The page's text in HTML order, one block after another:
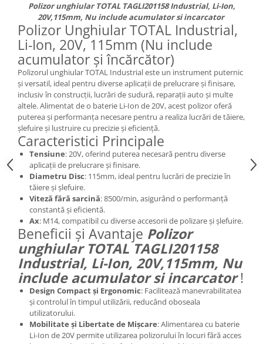
Polizor unghiular TOTAL TAGLI201158 Industrial, Li-Ion,
20V,115mm, Nu include acumulator si incarcator
Polizor Unghiular TOTAL Industrial,
Li-Ion, 20V, 115mm (Nu include
acumulator și încărcător)
Polizorul unghiular TOTAL Industrial este un instrument puternic
și versatil, ideal pentru diverse aplicații de prelucrare și finisare,
inclusiv în construcții, lucrări de sudură, reparații auto și multe
altele. Alimentat de o baterie Li-Ion de 20V, acest polizor oferă
puterea și performanța necesare pentru a realiza lucrări de tăiere,
șlefuire și lustruire cu precizie și eficiență.
Caracteristici Principale
Tensiune: 20V, oferind puterea necesară pentru diverse
aplicații de prelucrare și finisare.
Diametru Disc: 115mm, ideal pentru lucrări de precizie în
tăiere și șlefuire.
Viteză fără sarcină: 8500/min, asigurând o performanță
constantă și eficientă.
Ax: M14, compatibil cu diverse accesorii de polizare și șlefuire.
Beneficii și Avantaje Polizor
unghiular TOTAL TAGLI201158
Industrial, Li-Ion, 20V,115mm, Nu
include acumulator si incarcator!
Design Compact și Ergonomic: Facilitează manevrabilitatea
și controlul în timpul utilizării, reducând oboseala
utilizatorului.
Mobilitate și Libertate de Mișcare: Alimentarea cu baterie
Li-Ion de 20V permite utilizarea polizorului în locuri fără acces